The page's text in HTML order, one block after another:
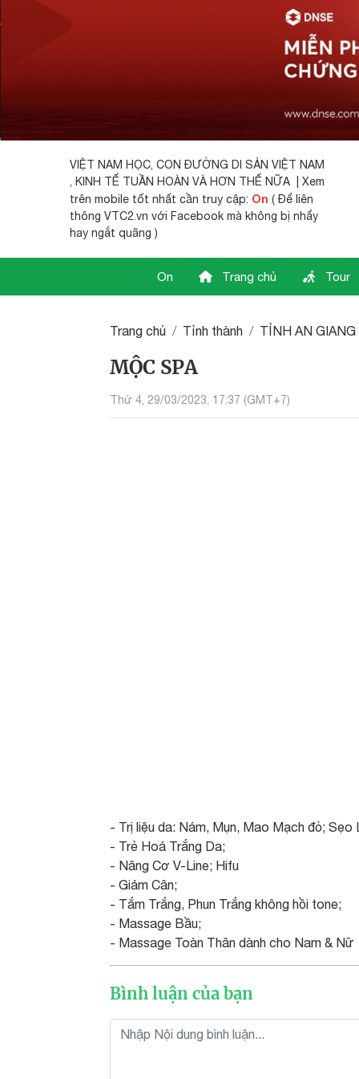
VIỆT NAM HỌC, CON ĐƯỜNG DI SẢN VIỆT NAM
, KINH TẾ TUẦN HOÀN VÀ HƠN THẾ NỮA | Xem
trên mobile tốt nhất cần truy cập: On ( Để liên
thông VTC2.vn với Facebook mà không bị nhẩy
hay ngắt quãng )
On Trang chủ Tour
Trang chủ Tỉnh thành TỈNH AN GIANG
MỘC SPA
Thứ 4, 29/03/2023, 17:37 (GMT+7)
- Trị liệu da: Nám, Mụn, Mao Mạch đỏ; Sẹo
- Trẻ Hoá Trắng Da;
- Nâng Cơ V-Line; Hifu
- Giảm Cân;
- Tắm Trắng, Phun Trắng không hồi tone;
- Massage Bầu;
- Massage Toàn Thân dành cho Nam & Nữ
Bình luận của bạn